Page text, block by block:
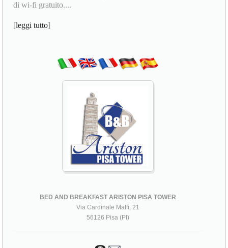
di wi-fi gratuito....
[leggi tutto]
BED AND BREAKFAST ARISTON PISA TOWER
Via Cardinale Maffi, 21
56126 Pisa (PI)